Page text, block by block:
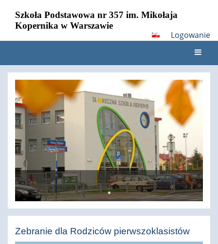
Szkoła Podstawowa nr 357 im. Mikołaja
Kopernika w Warszawie
Logowanie
Strona
główna
Zebranie dla Rodziców pierwszoklasistów